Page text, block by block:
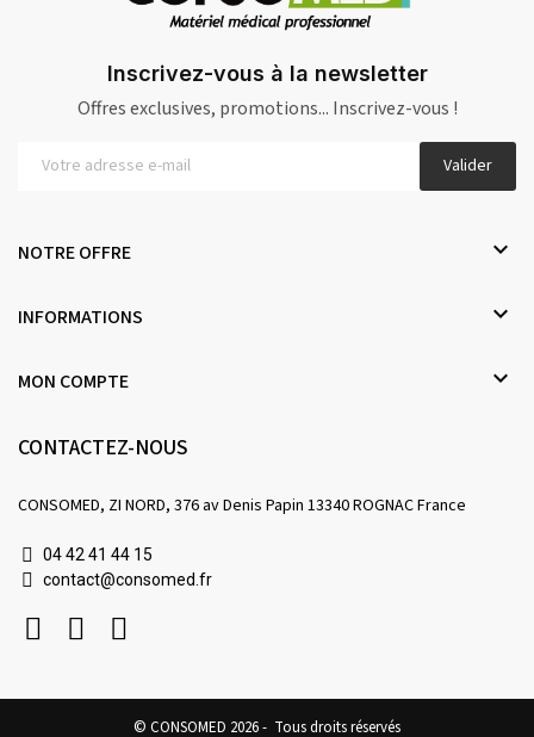
Inscrivez-vous à la newsletter
Offres exclusives, promotions... Inscrivez-vous !
Valider
NOTRE OFFRE 
INFORMATIONS 
MON COMPTE 
CONTACTEZ-NOUS
CONSOMED, ZI NORD, 376 av Denis Papin 13340 ROGNAC France
04 42 41 44 15
contact@consomed.fr
© CONSOMED 2026 - Tous droits réservés